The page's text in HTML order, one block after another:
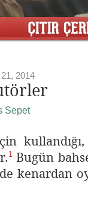
2014
Sepet
1Bugün
kenardan